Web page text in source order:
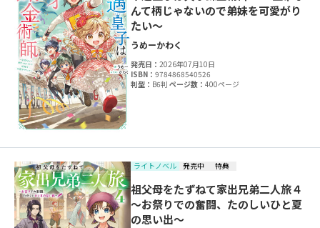
んて柄じゃないので弟妹を可愛がり
たい～
うめーかわく
発売日：2026年07月10日
ISBN：9784868540526
判型： B6判ページ数：400ページ
ライトノベル 発売中 特典
祖父母をたずねて家出兄弟二人旅４
～お祭りでの奮闘、たのしいひと夏
の思い出～